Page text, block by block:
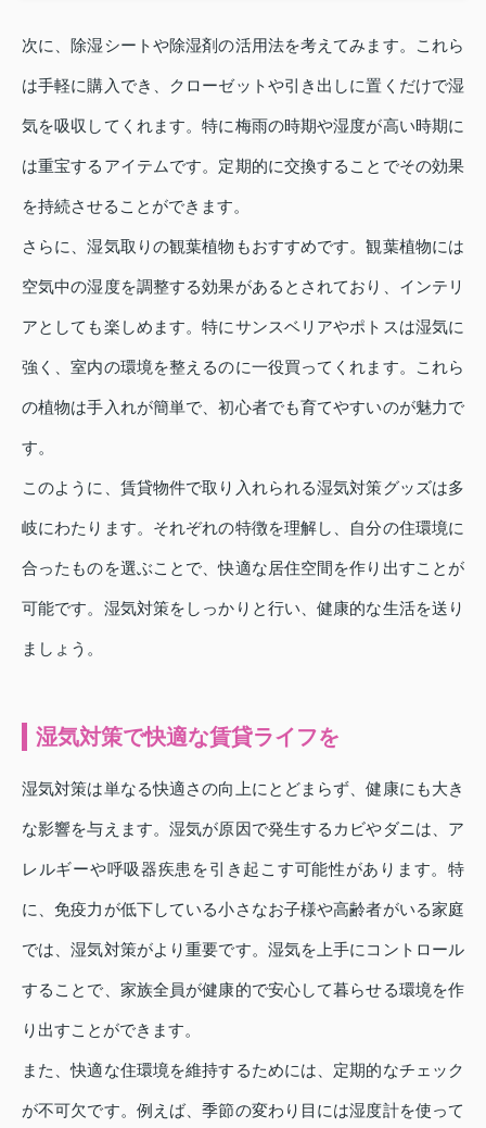
次に、除湿シートや除湿剤の活用法を考えてみます。これら
は手軽に購入でき、クローゼットや引き出しに置くだけで湿
気を吸収してくれます。特に梅雨の時期や湿度が高い時期に
は重宝するアイテムです。定期的に交換することでその効果
を持続させることができます。
さらに、湿気取りの観葉植物もおすすめです。観葉植物には
空気中の湿度を調整する効果があるとされており、インテリ
アとしても楽しめます。特にサンスベリアやポトスは湿気に
強く、室内の環境を整えるのに一役買ってくれます。これら
の植物は手入れが簡単で、初心者でも育てやすいのが魅力で
す。
このように、賃貸物件で取り入れられる湿気対策グッズは多
岐にわたります。それぞれの特徴を理解し、自分の住環境に
合ったものを選ぶことで、快適な居住空間を作り出すことが
可能です。湿気対策をしっかりと行い、健康的な生活を送り
ましょう。
湿気対策で快適な賃貸ライフを
湿気対策は単なる快適さの向上にとどまらず、健康にも大き
な影響を与えます。湿気が原因で発生するカビやダニは、ア
レルギーや呼吸器疾患を引き起こす可能性があります。特
に、免疫力が低下している小さなお子様や高齢者がいる家庭
では、湿気対策がより重要です。湿気を上手にコントロール
することで、家族全員が健康的で安心して暮らせる環境を作
り出すことができます。
また、快適な住環境を維持するためには、定期的なチェック
が不可欠です。例えば、季節の変わり目には湿度計を使って